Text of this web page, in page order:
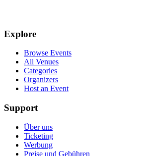
Explore
Browse Events
All Venues
Categories
Organizers
Host an Event
Support
Über uns
Ticketing
Werbung
Preise und Gebühren